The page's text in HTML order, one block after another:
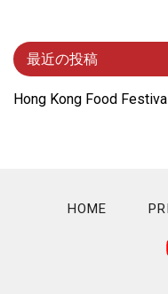
最近の投稿
Hong Kong Food
HOME